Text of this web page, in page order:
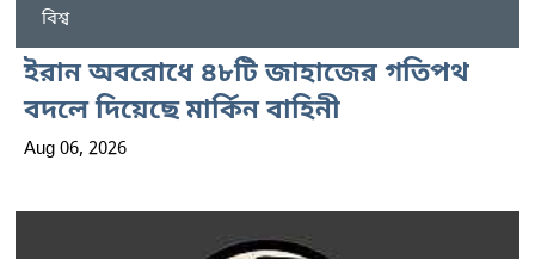
বিশ্ব
ইরান অবরোধে ৪৮টি জাহাজের গতিপথ
বদলে দিয়েছে মার্কিন বাহিনী
Aug 06, 2026